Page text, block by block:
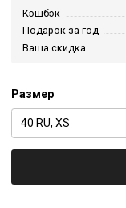
Кэшбэк
Подарок за год
Ваша скидка
Размер
40 RU, XS